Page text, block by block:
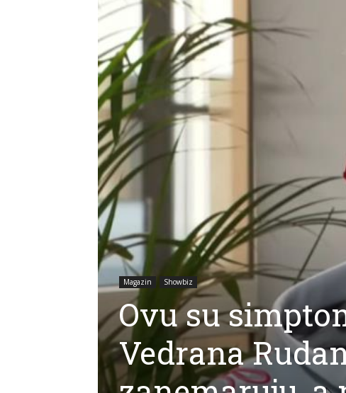
Magazin Showbiz
Ovu su
Vedrana